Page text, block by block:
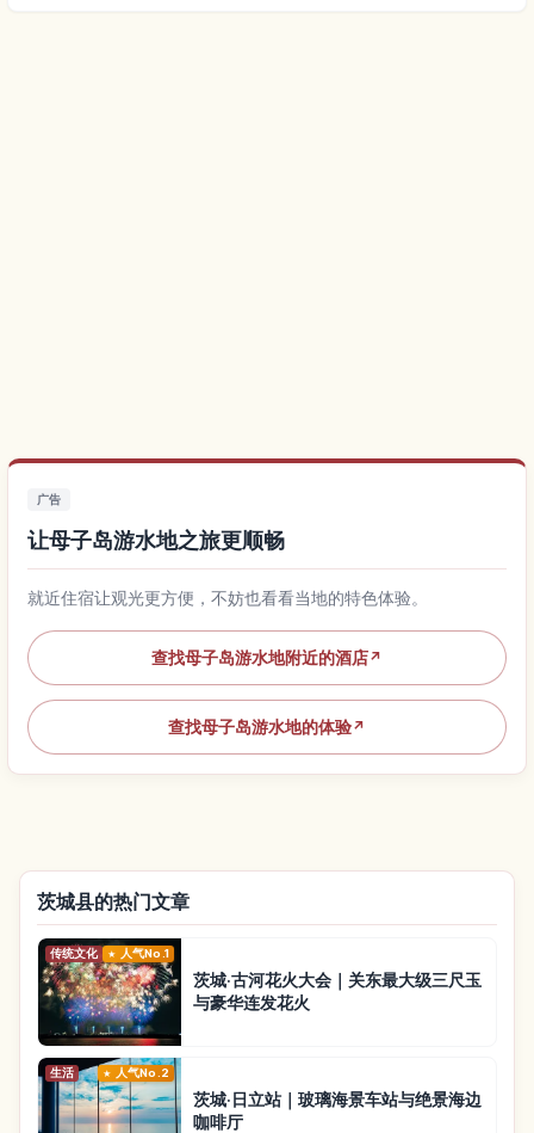
广告
让母子岛游水地之旅更顺畅
就近住宿让观光更方便，不妨也看看当地的特色体验。
查找母子岛游水地附近的酒店↗
查找母子岛游水地的体验↗
茨城县的热门文章
传统文化 人气No.1
茨城·古河花火大会｜关东最大级三尺玉
与豪华连发花火
生活 人气No.2
茨城·日立站｜玻璃海景车站与绝景海边
咖啡厅